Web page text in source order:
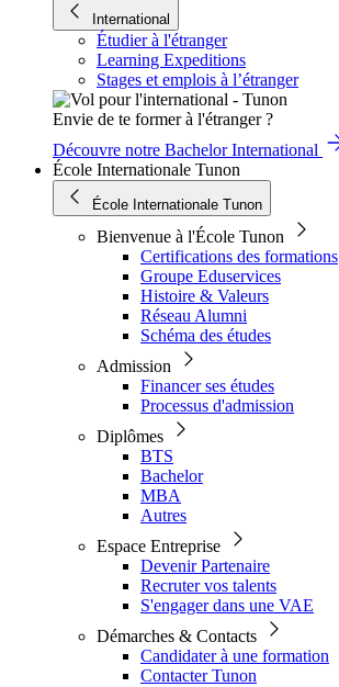
International
Étudier à l'étranger
Learning Expeditions
Stages et emplois à l’étranger
Envie de te former à l'étranger ?
Découvre notre Bachelor International
École Internationale Tunon
École Internationale Tunon
Bienvenue à l'École Tunon
Certifications des formations
Groupe Eduservices
Histoire & Valeurs
Réseau Alumni
Schéma des études
Admission
Financer ses études
Processus d'admission
Diplômes
BTS
Bachelor
MBA
Autres
Espace Entreprise
Devenir Partenaire
Recruter vos talents
S'engager dans une VAE
Démarches & Contacts
Candidater à une formation
Contacter Tunon